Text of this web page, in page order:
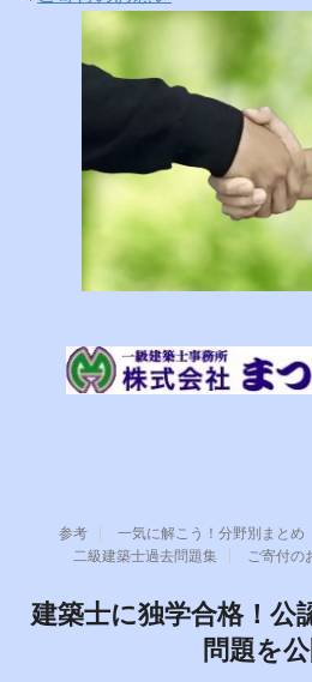
参考 一気に解こう！分野別まとめ
二級建築士過去問題集
ご寄付の
建築士に独学合格！公
問題を